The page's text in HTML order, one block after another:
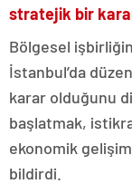
stratejik bir
Bölgesel
İstanbul’da
karar olduğunu
başlatmak,
ekonomik
bildirdi.